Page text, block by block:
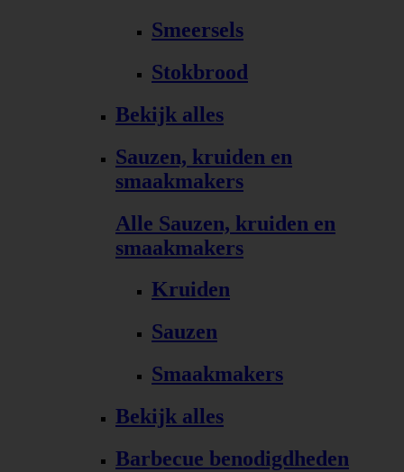
Smeersels
Stokbrood
Bekijk alles
Sauzen, kruiden en
smaakmakers
Alle Sauzen, kruiden en
smaakmakers
Kruiden
Sauzen
Smaakmakers
Bekijk alles
Barbecue benodigdheden